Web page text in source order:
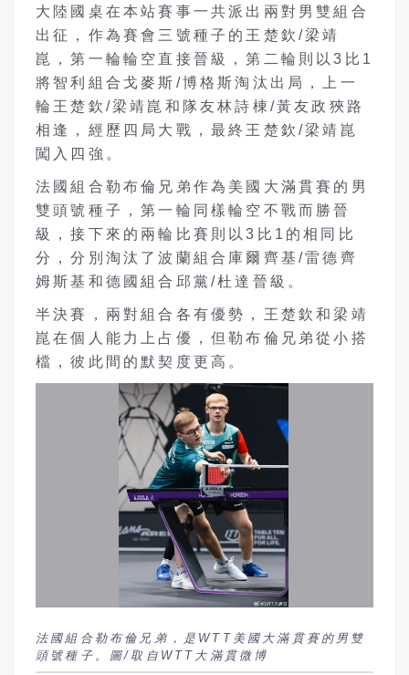
大陸國桌在本站賽事一共派出兩對男雙組合
出征，作為賽會三號種子的王楚欽/梁靖
崑，第一輪輪空直接晉級，第二輪則以3比1
將智利組合戈麥斯/博格斯淘汰出局，上一
輪王楚欽/梁靖崑和隊友林詩棟/黃友政狹路
相逢，經歷四局大戰，最終王楚欽/梁靖崑
闖入四強。
法國組合勒布倫兄弟作為美國大滿貫賽的男
雙頭號種子
，第一輪同樣輪空不戰而勝晉
級，接下來的兩輪比賽則以3比1的相同比
分，分別淘汰了波蘭組合庫爾齊基/雷德齊
姆斯基和德國組合邱黨/杜達晉級。
半決賽，兩對組合各有優勢，王楚欽和梁靖
崑在個人能力上占優，但勒布倫兄弟從小搭
檔，彼此間的默契度更高。
法國組合勒布倫兄弟，是WTT美國大滿貫賽的男雙
頭號種子。圖/取自WTT大滿貫微博